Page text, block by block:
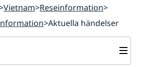
Vietnam Reseinformation
Aktuella händelser